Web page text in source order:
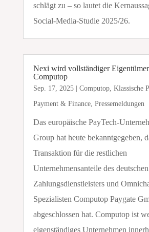
schlägt zu – so lautet die
Social-Media-Studie 2025/26.
Nexi wird vollständiger
Computop
Sep. 17, 2025| Computop, Klassische
Payment & Finance, Pressemeldungen
Das europäische PayTech-
Group hat heute bekanntgegeben,
Transaktion für die restlichen
Unternehmensanteile des deutschen
Zahlungsdienstleisters und
Spezialisten Computop Paygate
abgeschlossen hat. Computop ist
eigenständiges Unternehmen